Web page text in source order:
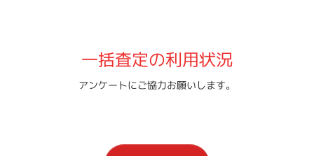
一括査定の利用状況
アンケートにご協力お願いします。